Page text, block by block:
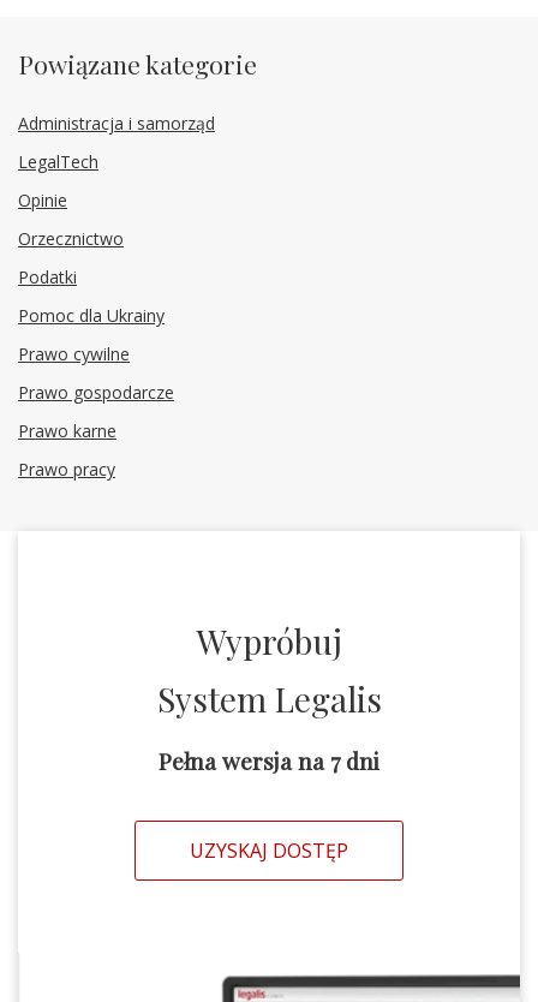
Powiązane kategorie
Administracja i samorząd
LegalTech
Opinie
Orzecznictwo
Podatki
Pomoc dla Ukrainy
Prawo cywilne
Prawo gospodarcze
Prawo karne
Prawo pracy
Wypróbuj
System Legalis
Pełna wersja na 7 dni
UZYSKAJ DOSTĘP